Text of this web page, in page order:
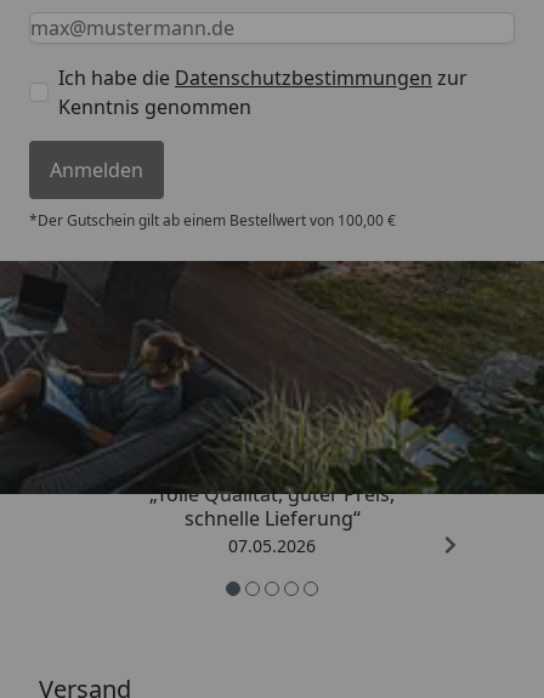
Keine Eingabe erforderlich
Eingabe erforderlich
E-Mail *
Ich habe die Datenschutzbestimmungen zur
Kenntnis genommen
Anmelden
*Der Gutschein gilt ab einem Bestellwert von 100,00 €
Trusted Shops
4,67/ 5
„Tolle Qualität, guter Preis,
schnelle Lieferung“
07.05.2026
Versand